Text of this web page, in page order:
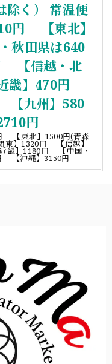
除く） 常温便
円 【東北】
秋田県は640
【信越・北
畿】470円
【九州】580
円
【東北】1500円(青森
東】1320円 【信越】
畿】1180円 【中国・
【沖縄】3150円